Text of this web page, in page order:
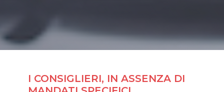
I CONSIGLIERI, IN ASSENZA DI